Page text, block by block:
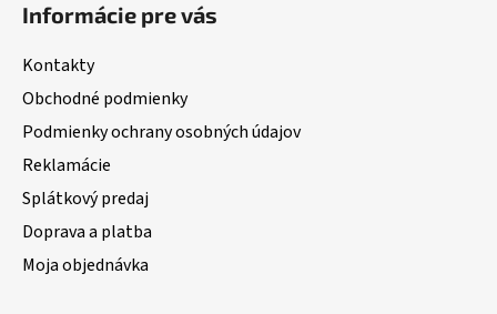
Informácie pre vás
Kontakty
Obchodné podmienky
Podmienky ochrany osobných údajov
Reklamácie
Splátkový predaj
Doprava a platba
Moja objednávka